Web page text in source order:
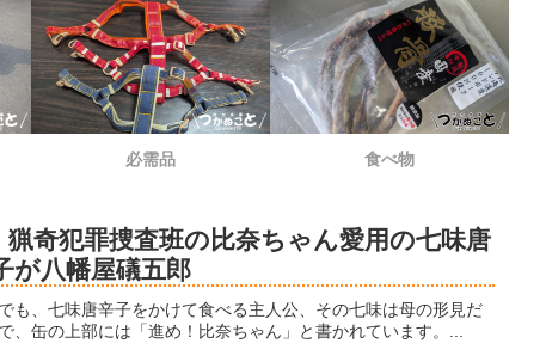
必需品 食べ物
猟奇犯罪捜査班の比奈ちゃん愛用の七味唐
が八幡屋礒五郎
も、七味唐辛子をかけて食べる主人公、その七味は母の形見だ
、缶の上部には「進め！比奈ちゃん」と書かれています。...